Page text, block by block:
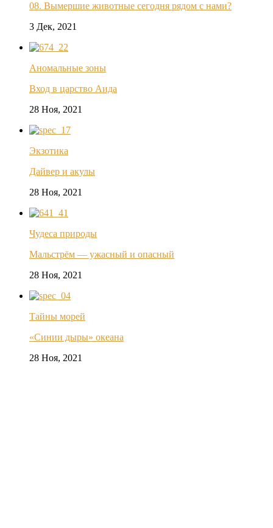
08. Вымершие животные сегодня рядом с нами?
3 Дек, 2021
Аномальные зоны
Вход в царство Аида
28 Ноя, 2021
Экзотика
Дайвер и акулы
28 Ноя, 2021
Чудеса природы
Мальстрём — ужасный и опасный
28 Ноя, 2021
Тайны морей
«Синии дыры» океана
28 Ноя, 2021